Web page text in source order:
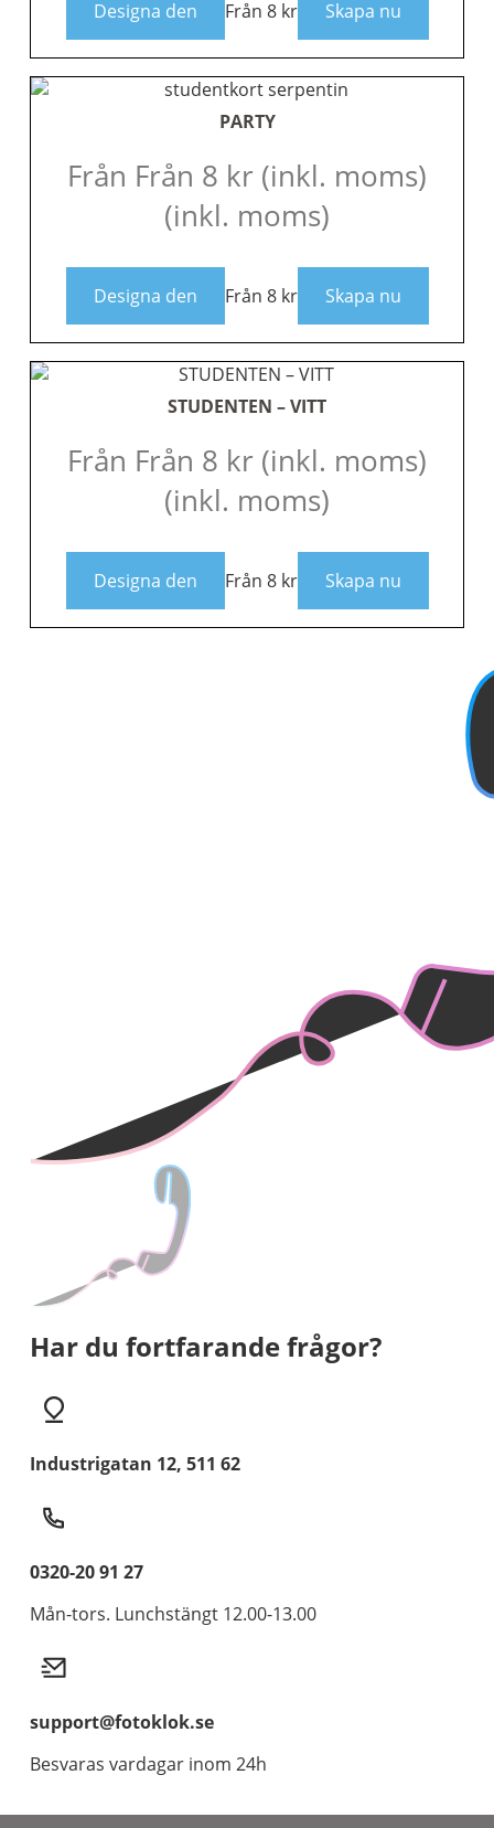
Designa den Från 8 kr Skapa nu
PARTY
Från Från 8 kr (inkl. moms)
(inkl. moms)
Designa den Från 8 kr Skapa nu
STUDENTEN – VITT
Från Från 8 kr (inkl. moms)
(inkl. moms)
Designa den Från 8 kr Skapa nu
Har du fortfarande frågor?
Industrigatan 12, 511 62
0320-20 91 27
Mån-tors. Lunchstängt 12.00-13.00
support@fotoklok.se
Besvaras vardagar inom 24h